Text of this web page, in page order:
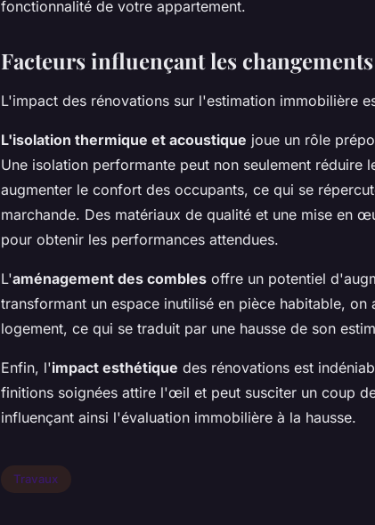
fonctionnalité de votre appartement.
Facteurs influençant les
L'impact des rénovations sur l'estimation immobilière
L'isolation thermique et acoustique joue un rôle
Une isolation performante peut non seulement réduire
augmenter le confort des occupants, ce qui se
marchande. Des matériaux de qualité et une mise en
pour obtenir les performances attendues.
L'aménagement des combles offre un potentiel
transformant un espace inutilisé en pièce habitable,
logement, ce qui se traduit par une hausse de son
Enfin, l'impact esthétique des rénovations est
finitions soignées attire l'œil et peut susciter un coup
influençant ainsi l'évaluation immobilière à la hausse.
Travaux